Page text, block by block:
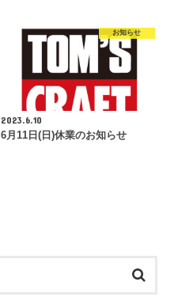
お知らせ
2023.6.10
6月11日(日)休業のお知らせ